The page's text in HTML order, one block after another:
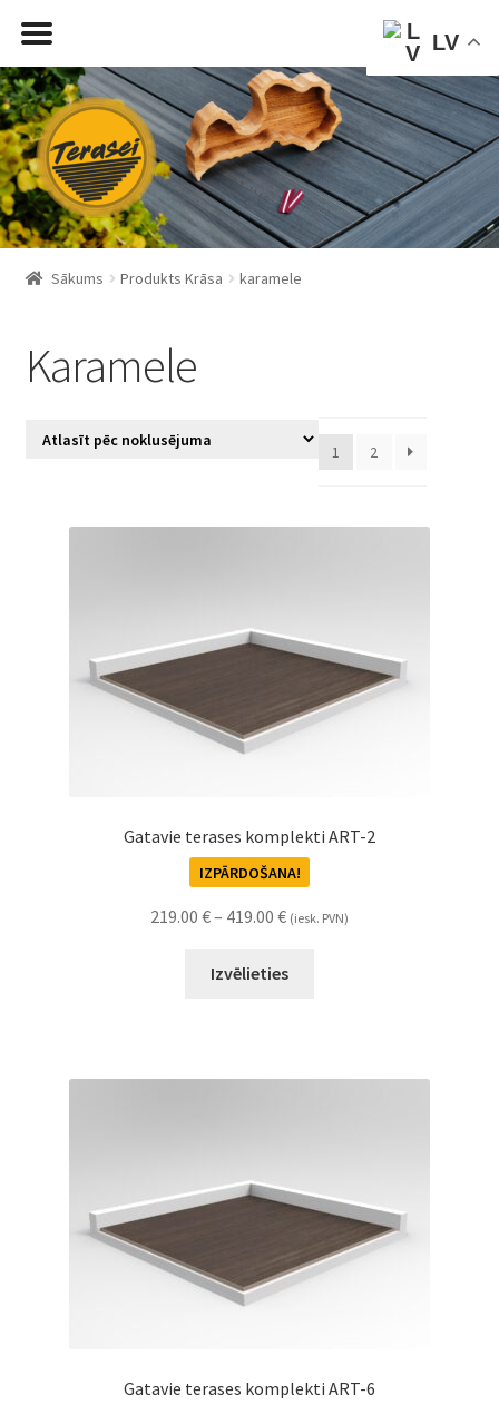
Skip
to
navigation
Skip
to
content
Sākums Produkts Krāsa karamele
Karamele
1 2
Gatavie terases komplekti ART-2
IZPĀRDOŠANA!
219.00 €– 419.00 € (iesk. PVN)
Izvēlieties
Gatavie terases komplekti ART-6
LV